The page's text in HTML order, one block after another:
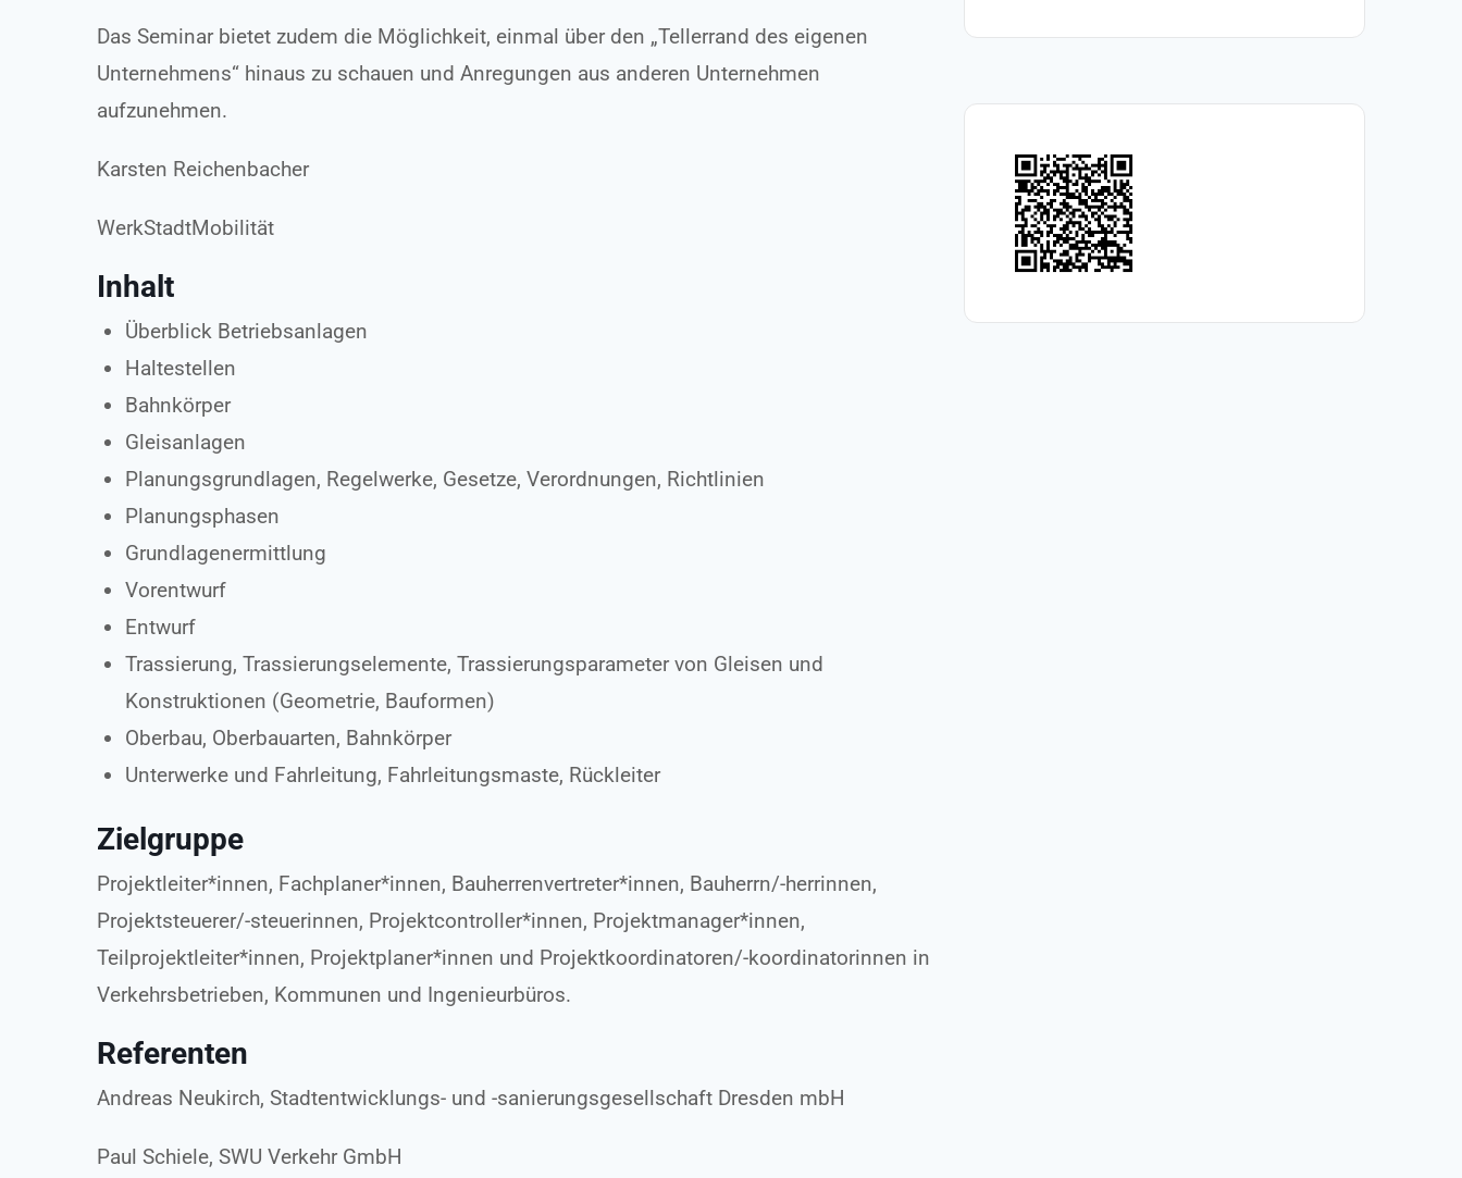
Das Seminar bietet zudem die Möglichkeit, einmal über den „Tellerrand des eigenen
Unternehmens“ hinaus zu schauen und Anregungen aus anderen Unternehmen
aufzunehmen.
Karsten Reichenbacher
WerkStadtMobilität
Inhalt
Überblick Betriebsanlagen
Haltestellen
Bahnkörper
Gleisanlagen
Planungsgrundlagen, Regelwerke, Gesetze, Verordnungen, Richtlinien
Planungsphasen
Grundlagenermittlung
Vorentwurf
Entwurf
Trassierung, Trassierungselemente, Trassierungsparameter von Gleisen und
Konstruktionen (Geometrie, Bauformen)
Oberbau, Oberbauarten, Bahnkörper
Unterwerke und Fahrleitung, Fahrleitungsmaste, Rückleiter
Zielgruppe
Projektleiter*innen, Fachplaner*innen, Bauherrenvertreter*innen, Bauherrn/-herrinnen,
Projektsteuerer/-steuerinnen, Projektcontroller*innen, Projektmanager*innen,
Teilprojektleiter*innen, Projektplaner*innen und Projektkoordinatoren/-koordinatorinnen in
Verkehrsbetrieben, Kommunen und Ingenieurbüros.
Referenten
Andreas Neukirch, Stadtentwicklungs- und -sanierungsgesellschaft Dresden mbH
Paul Schiele, SWU Verkehr GmbH